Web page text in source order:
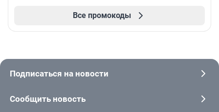
Все промокоды
Подписаться на новости
Сообщить новость